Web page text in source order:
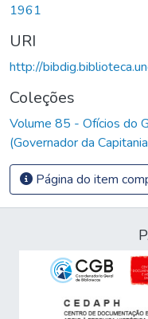
1961
URI
http://
Coleções
Volume 85 - Ofícios do
(Governador da
Página do item